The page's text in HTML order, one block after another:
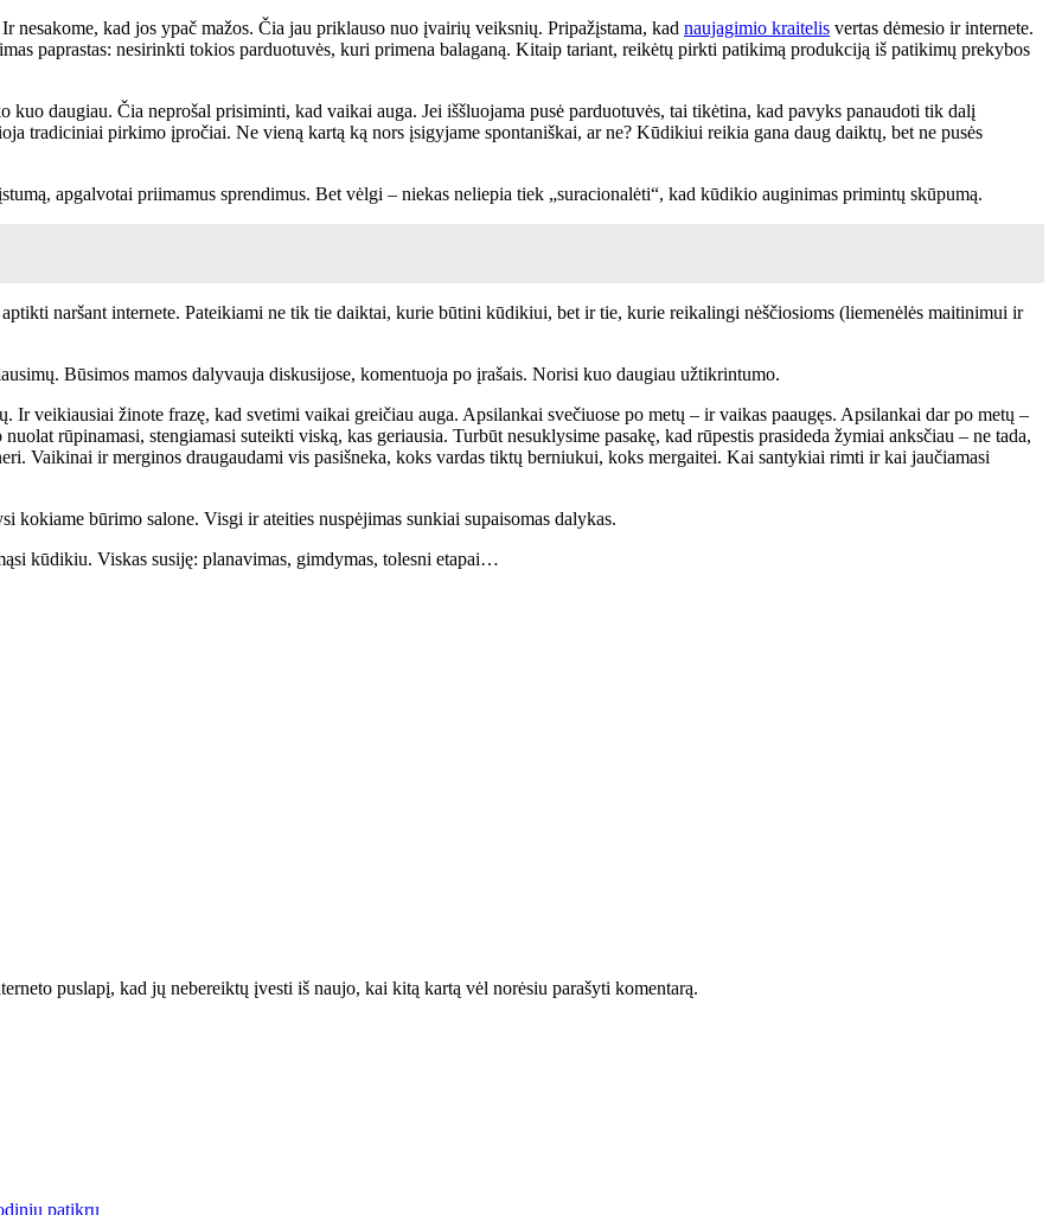
kad jos ypač mažos. Čia jau priklauso nuo įvairių veiksnių. Pripažįstama, kad naujagimio kraitelis vertas dėmesio ir internete.
paprastas: nesirinkti tokios parduotuvės, kuri primena balaganą. Kitaip tariant, reikėtų pirkti patikimą produkciją iš patikimų prekybos
daugiau. Čia neprošal prisiminti, kad vaikai auga. Jei iššluojama pusė parduotuvės, tai tikėtina, kad pavyks panaudoti tik dalį
tradiciniai pirkimo įpročiai. Ne vieną kartą ką nors įsigyjame spontaniškai, ar ne? Kūdikiui reikia gana daug daiktų, bet ne pusės
apgalvotai priimamus sprendimus. Bet vėlgi – niekas neliepia tiek „suracionalėti“, kad kūdikio auginimas primintų skūpumą.
naršant internete. Pateikiami ne tik tie daiktai, kurie būtini kūdikiui, bet ir tie, kurie reikalingi nėščiosioms (liemenėlės maitinimui ir
Būsimos mamos dalyvauja diskusijose, komentuoja po įrašais. Norisi kuo daugiau užtikrintumo.
veikiausiai žinote frazę, kad svetimi vaikai greičiau auga. Apsilankai svečiuose po metų – ir vaikas paaugęs. Apsilankai dar po metų –
rūpinamasi, stengiamasi suteikti viską, kas geriausia. Turbūt nesuklysime pasakę, kad rūpestis prasideda žymiai anksčiau – ne tada,
Vaikinai ir merginos draugaudami vis pasišneka, koks vardas tiktų berniukui, koks mergaitei. Kai santykiai rimti ir kai jaučiamasi
kokiame būrimo salone. Visgi ir ateities nuspėjimas sunkiai supaisomas dalykas.
kūdikiu. Viskas susiję: planavimas, gimdymas, tolesni etapai…
puslapį, kad jų nebereiktų įvesti iš naujo, kai kitą kartą vėl norėsiu parašyti komentarą.
patikrų